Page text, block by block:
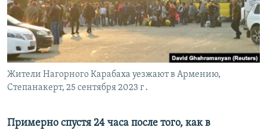
Հայերեն
English
Русский
Жители Нагорного Карабаха уезжают в Армению,
Степанакерт, 25 сентября 2023 г․
Примерно спустя 24 часа после того, как в